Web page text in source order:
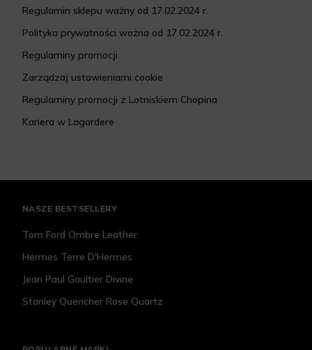
Regulamin sklepu ważny od 17.02.2024 r.
Polityka prywatności ważna od 17.02.2024 r.
Regulaminy promocji
Zarządzaj ustawieniami cookie
Regulaminy promocji z Lotniskiem Chopina
Kariera w Lagardere
NASZE BESTSELLERY
Tom Ford Ombre Leather
Hermes Terre D'Hermes
Jean Paul Gaultier Divine
Stanley Quencher Rose Quartz